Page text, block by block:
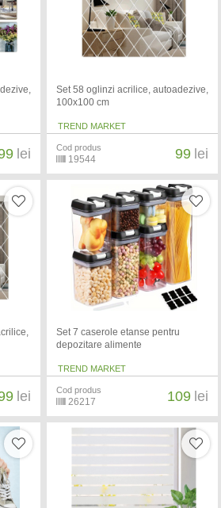
lei
Set 58 oglinzi acrilice, autoadezive,
100x100 cm
TREND MARKET
Cod produs
19544 99 lei
lei
Set 7 caserole etanse pentru
depozitare alimente
TREND MARKET
Cod produs
26217 109 lei